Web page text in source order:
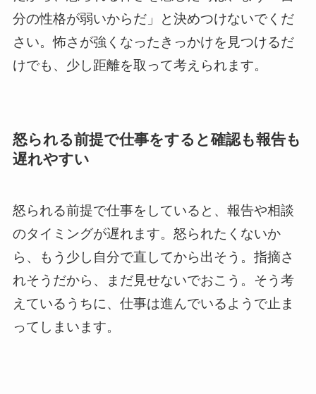
分の性格が弱いからだ」と決めつけないでくだ
さい。怖さが強くなったきっかけを見つけるだ
けでも、少し距離を取って考えられます。
怒られる前提で仕事をすると確認も報告も
遅れやすい
怒られる前提で仕事をしていると、報告や相談
のタイミングが遅れます。怒られたくないか
ら、もう少し自分で直してから出そう。指摘さ
れそうだから、まだ見せないでおこう。そう考
えているうちに、仕事は進んでいるようで止ま
ってしまいます。